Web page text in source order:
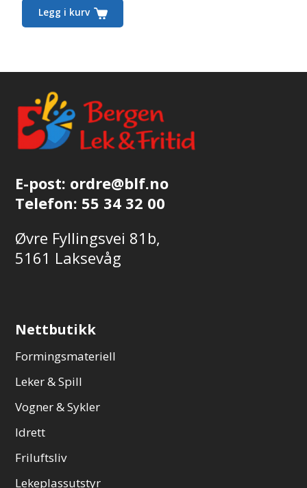
Legg i kurv
E-post: ordre@blf.no
Telefon: 55 34 32 00
Øvre Fyllingsvei 81b,
5161 Laksevåg
Nettbutikk
Formingsmateriell
Leker & Spill
Vogner & Sykler
Idrett
Friluftsliv
Lekeplassutstyr